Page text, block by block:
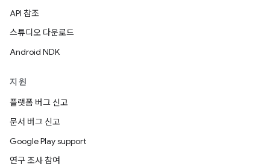
API 참조
스튜디오 다운로드
Android NDK
지원
플랫폼 버그 신고
문서 버그 신고
Google Play support
연구 조사 참여